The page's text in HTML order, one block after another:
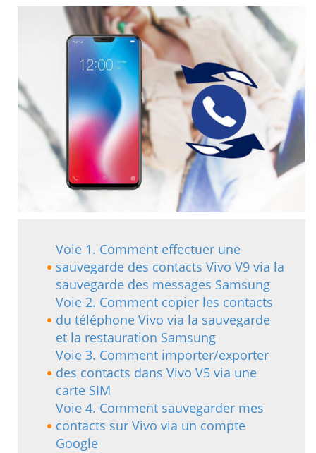
Voie 1. Comment effectuer une
sauvegarde des contacts Vivo V9 via la
sauvegarde des messages Samsung
Voie 2. Comment copier les contacts
du téléphone Vivo via la sauvegarde
et la restauration Samsung
Voie 3. Comment importer/exporter
des contacts dans Vivo V5 via une
carte SIM
Voie 4. Comment sauvegarder mes
contacts sur Vivo via un compte
Google